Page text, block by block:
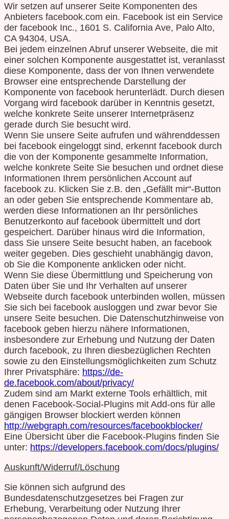
Wir setzen auf unserer Seite Komponenten des
Anbieters facebook.com ein. Facebook ist ein Service
der facebook Inc., 1601 S. California Ave, Palo Alto,
CA 94304, USA.
Bei jedem einzelnen Abruf unserer Webseite, die mit
einer solchen Komponente ausgestattet ist, veranlasst
diese Komponente, dass der von Ihnen verwendete
Browser eine entsprechende Darstellung der
Komponente von facebook herunterlädt. Durch diesen
Vorgang wird facebook darüber in Kenntnis gesetzt,
welche konkrete Seite unserer Internetpräsenz
gerade durch Sie besucht wird.
Wenn Sie unsere Seite aufrufen und währenddessen
bei facebook eingeloggt sind, erkennt facebook durch
die von der Komponente gesammelte Information,
welche konkrete Seite Sie besuchen und ordnet diese
Informationen Ihrem persönlichen Account auf
facebook zu. Klicken Sie z.B. den „Gefällt mir“-Button
an oder geben Sie entsprechende Kommentare ab,
werden diese Informationen an Ihr persönliches
Benutzerkonto auf facebook übermittelt und dort
gespeichert. Darüber hinaus wird die Information,
dass Sie unsere Seite besucht haben, an facebook
weiter gegeben. Dies geschieht unabhängig davon,
ob Sie die Komponente anklicken oder nicht.
Wenn Sie diese Übermittlung und Speicherung von
Daten über Sie und Ihr Verhalten auf unserer
Webseite durch facebook unterbinden wollen, müssen
Sie sich bei facebook ausloggen und zwar bevor Sie
unsere Seite besuchen. Die Datenschutzhinweise von
facebook geben hierzu nähere Informationen,
insbesondere zur Erhebung und Nutzung der Daten
durch facebook, zu Ihren diesbezüglichen Rechten
sowie zu den Einstellungsmöglichkeiten zum Schutz
Ihrer Privatsphäre: https://de-
de.facebook.com/about/privacy/
Zudem sind am Markt externe Tools erhältlich, mit
denen Facebook-Social-Plugins mit Add-ons für alle
gängigen Browser blockiert werden können
http://webgraph.com/resources/facebookblocker/
Eine Übersicht über die Facebook-Plugins finden Sie
unter: https://developers.facebook.com/docs/plugins/
Auskunft/Widerruf/Löschung
Sie können sich aufgrund des
Bundesdatenschutzgesetzes bei Fragen zur
Erhebung, Verarbeitung oder Nutzung Ihrer